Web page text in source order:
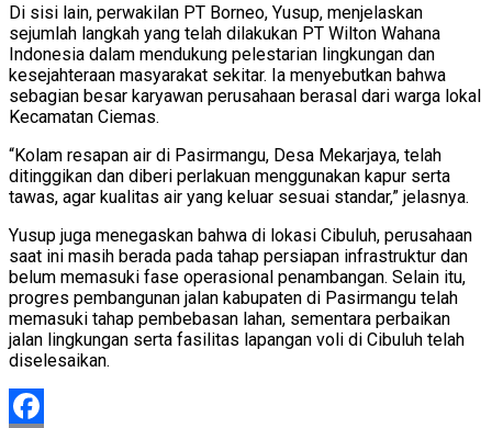
Di sisi lain, perwakilan PT Borneo, Yusup, menjelaskan
sejumlah langkah yang telah dilakukan PT Wilton Wahana
Indonesia dalam mendukung pelestarian lingkungan dan
kesejahteraan masyarakat sekitar. Ia menyebutkan bahwa
sebagian besar karyawan perusahaan berasal dari warga lokal
Kecamatan Ciemas.
“Kolam resapan air di Pasirmangu, Desa Mekarjaya, telah
ditinggikan dan diberi perlakuan menggunakan kapur serta
tawas, agar kualitas air yang keluar sesuai standar,” jelasnya.
Yusup juga menegaskan bahwa di lokasi Cibuluh, perusahaan
saat ini masih berada pada tahap persiapan infrastruktur dan
belum memasuki fase operasional penambangan. Selain itu,
progres pembangunan jalan kabupaten di Pasirmangu telah
memasuki tahap pembebasan lahan, sementara perbaikan
jalan lingkungan serta fasilitas lapangan voli di Cibuluh telah
diselesaikan.